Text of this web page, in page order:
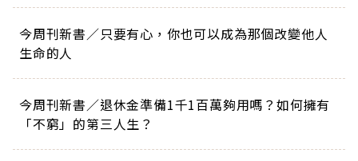
今周刊新書／只要有心，你也可以成為那個改變他人
生命的人
今周刊新書／退休金準備1千1百萬夠用嗎？如何擁有
「不窮」的第三人生？